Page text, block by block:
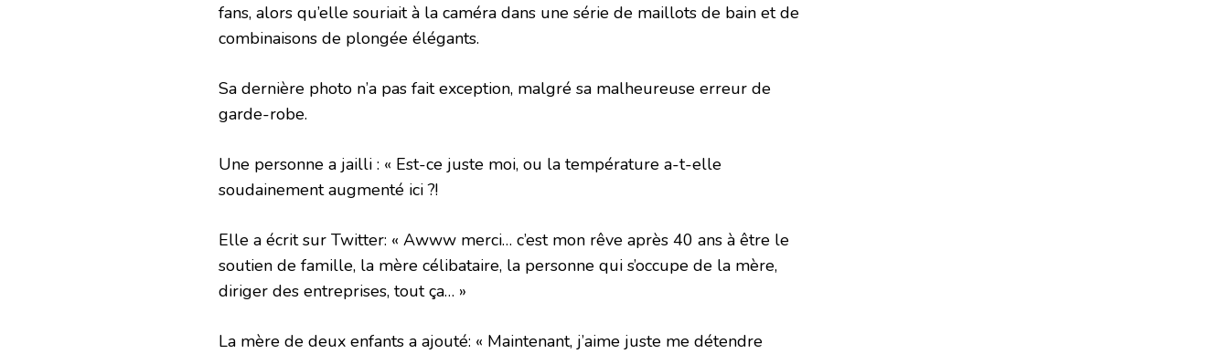
fans, alors qu’elle souriait à la caméra dans une série de maillots de bain et de
combinaisons de plongée élégants.
Sa dernière photo n’a pas fait exception, malgré sa malheureuse erreur de
garde-robe.
Une personne a jailli : « Est-ce juste moi, ou la température a-t-elle
soudainement augmenté ici ?!
Elle a écrit sur Twitter: « Awww merci… c’est mon rêve après 40 ans à être le
soutien de famille, la mère célibataire, la personne qui s’occupe de la mère,
diriger des entreprises, tout ça… »
La mère de deux enfants a ajouté: « Maintenant, j’aime juste me détendre